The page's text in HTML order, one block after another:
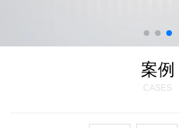
案例
CASES